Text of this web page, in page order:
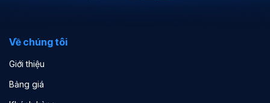
Về chúng tôi
Giới thiệu
Bảng giá